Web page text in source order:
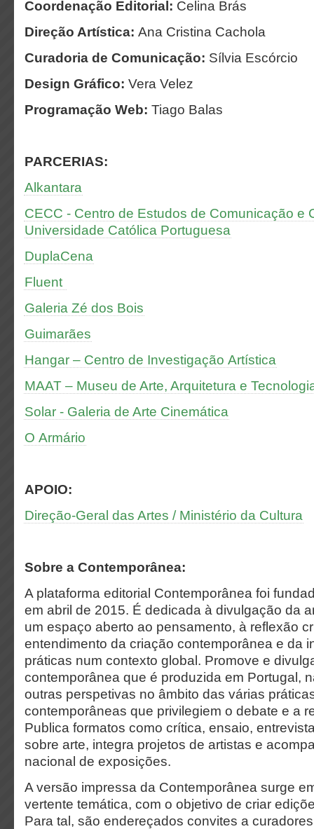
Coordenação Editorial: Celina Brás
Direção Artística: Ana Cristina Cachola
Curadoria de Comunicação: Sílvia Escórcio
Design Gráfico: Vera Velez
Programação Web: Tiago Balas
PARCERIAS:
Alkantara
CECC - Centro de Estudos de Comunicação e
Universidade Católica Portuguesa
DuplaCena
Fluent
Galeria Zé dos Bois
Guimarães
Hangar – Centro de Investigação Artística
MAAT – Museu de Arte, Arquitetura e
Solar - Galeria de Arte Cinemática
O Armário
APOIO:
Direção-Geral das Artes / Ministério da Cultura
Sobre a Contemporânea:
A plataforma editorial Contemporânea foi
em abril de 2015. É dedicada à divulgação da
um espaço aberto ao pensamento, à reflexão
entendimento da criação contemporânea e da
práticas num contexto global. Promove e
contemporânea que é produzida em Portugal,
outras perspetivas no âmbito das várias
contemporâneas que privilegiem o debate e a
Publica formatos como crítica, ensaio,
sobre arte, integra projetos de artistas e
nacional de exposições.
A versão impressa da Contemporânea surge
vertente temática, com o objetivo de criar
Para tal, são endereçados convites a